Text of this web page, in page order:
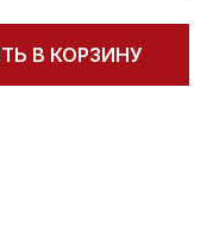
введите
В КОРЗИНУ